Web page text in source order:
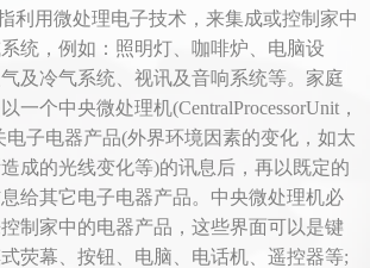
利用微处理电子技术，来集成或控制家中
统，例如：照明灯、咖啡炉、电脑设
及冷气系统、视讯及音响系统等。家庭
一个中央微处理机(CentralProcessorUnit，
电子电器产品(外界环境因素的变化，如太
成的光线变化等)的讯息后，再以既定的
给其它电子电器产品。中央微处理机必
制家中的电器产品，这些界面可以是键
荧幕、按钮、电脑、电话机、遥控器等;